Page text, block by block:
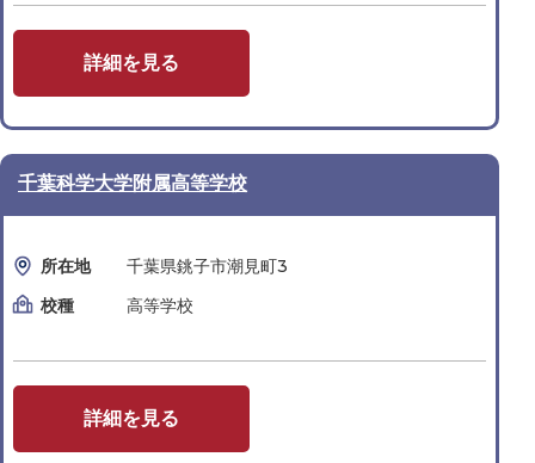
詳細を見る
千葉科学大学附属高等学校
所在地
千葉県銚子市潮見町3
校種
高等学校
詳細を見る